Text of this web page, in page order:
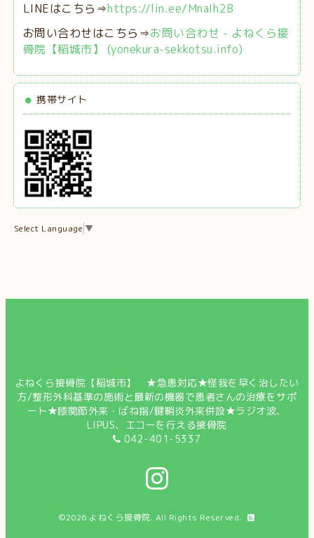
LINEはこちら⇒https://lin.ee/MnaIh2B
お問い合わせはこちら⇒お問い合わせ - よねくら接
骨院【稲城市】 (yonekura-sekkotsu.info)
携帯サイト
Select Language ▼
よねくら接骨院【稲城市】 ★急患対応★怪我を早く治したい
方/整形外科基準の施術と最新の機器で患者さんの治療をサポ
ート★膝関節外来・ばね指/腱鞘炎外来併設★ラジオ波、
LIPUS、エコーを行える接骨院
042-401-5337
©2026 よねくら接骨院. All Rights Reserved.